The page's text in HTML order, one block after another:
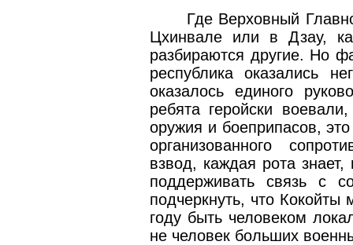
Где Верховный
Цхинвале или в Дзау,
разбираются другие. Но
республика оказались
оказалось единого
ребята геройски
оружия и боеприпасов,
организованного
взвод, каждая рота знает,
поддерживать связь с
подчеркнуть, что
году быть человеком
не человек больших